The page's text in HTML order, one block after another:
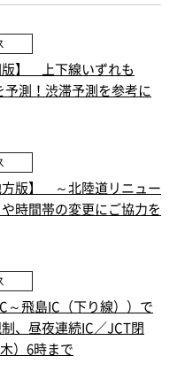
版】 上下線いずれも
測！渋滞予測を参考に
方版】 ～北陸道リニュー
時間帯の変更にご協力を
～飛島IC（下り線））で
、昼夜連続IC／JCT閉
）6時まで